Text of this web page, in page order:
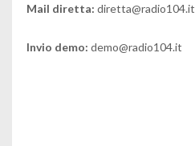
Mail diretta: diretta@radio104.it
Invio demo: demo@radio104.it